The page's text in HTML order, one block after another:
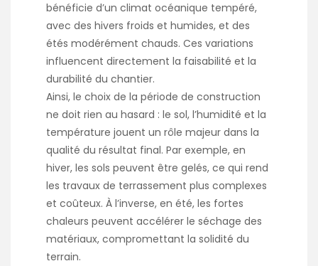
bénéficie d’un climat océanique tempéré,
avec des hivers froids et humides, et des
étés modérément chauds. Ces variations
influencent directement la faisabilité et la
durabilité du chantier.
Ainsi, le choix de la période de construction
ne doit rien au hasard : le sol, l’humidité et la
température jouent un rôle majeur dans la
qualité du résultat final. Par exemple, en
hiver, les sols peuvent être gelés, ce qui rend
les travaux de terrassement plus complexes
et coûteux. À l’inverse, en été, les fortes
chaleurs peuvent accélérer le séchage des
matériaux, compromettant la solidité du
terrain.